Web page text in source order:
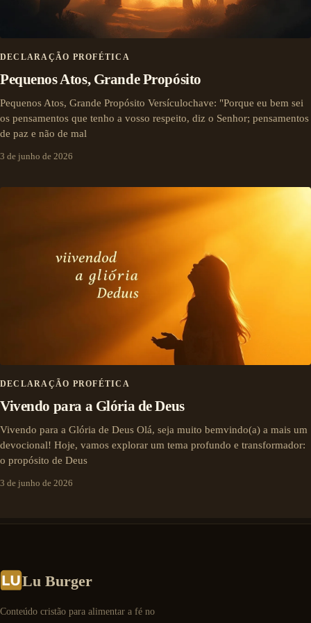
DECLARAÇÃO PROFÉTICA
Pequenos Atos, Grande Propósito
Pequenos Atos, Grande Propósito Versículochave: "Porque eu bem sei
os pensamentos que tenho a vosso respeito, diz o Senhor; pensamentos
de paz e não de mal
3 de junho de 2026
DECLARAÇÃO PROFÉTICA
Vivendo para a Glória de Deus
Vivendo para a Glória de Deus Olá, seja muito bemvindo(a) a mais um
devocional! Hoje, vamos explorar um tema profundo e transformador:
o propósito de Deus
3 de junho de 2026
Lu Burger
Conteúdo cristão para alimentar a fé no